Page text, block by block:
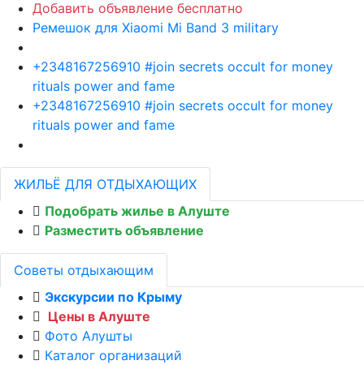
Добавить объявление бесплатно
Ремешок для Xiaomi Mi Band 3 military
+2348167256910 #join secrets occult for money
rituals power and fame
+2348167256910 #join secrets occult for money
rituals power and fame
ЖИЛЬЁ ДЛЯ ОТДЫХАЮЩИХ
Подобрать жилье в Алуште
Разместить объявление
Советы отдыхающим
Экскурсии по Крыму
Цены в Алуште
Фото Алушты
Каталог организаций